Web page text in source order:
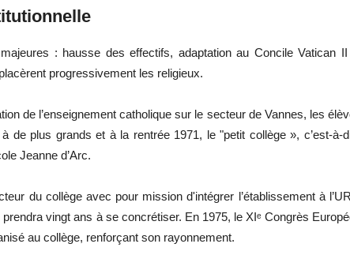
: hausse des effectifs, adaptation au Concile Vatican
progressivement les religieux.
de l’enseignement catholique sur le secteur de Vannes, les
de plus grands et à la rentrée 1971, le "petit collège », c’est-à-
Jeanne d’Arc.
du collège avec pour mission d'intégrer l’établissement à
vingt ans à se concrétiser. En 1975, le XIᵉ Congrès
au collège, renforçant son rayonnement.